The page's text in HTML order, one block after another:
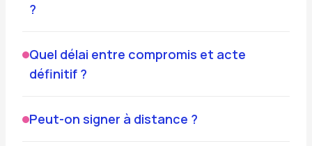
?
Quel délai entre compromis et acte
définitif ?
Peut-on signer à distance ?